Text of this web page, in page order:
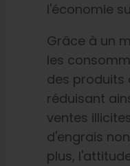
l'économie
Grâce à un
les
des produits
réduisant
ventes
d'engrais
plus,